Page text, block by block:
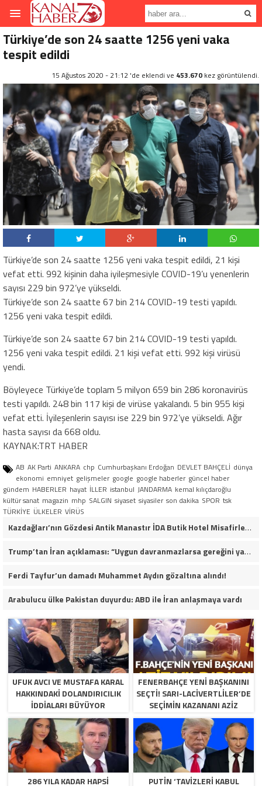
Türkiye’de son 24 saatte 1256 yeni vaka
tespit edildi
15 Ağustos 2020 - 21:12 'de eklendi ve 453.670 kez görüntülendi.
Türkiye’de son 24 saatte 1256 yeni vaka tespit edildi, 21 kişi
vefat etti. 992 kişinin daha iyileşmesiyle COVID-19’u yenenlerin
sayısı 229 bin 972’ye yükseldi.
Türkiye’de son 24 saatte 67 bin 214 COVID-19 testi yapıldı.
1256 yeni vaka tespit edildi.
Türkiye’de son 24 saatte 67 bin 214 COVID-19 testi yapıldı.
1256 yeni vaka tespit edildi. 21 kişi vefat etti. 992 kişi virüsü
yendi.
Böyleyece Türkiye’de toplam 5 milyon 659 bin 286 koronavirüs
testi yapıldı. 248 bin 117 kişi de virüse yakalandı. 5 bin 955 kişi
vefat etti. İyileşenlerin sayısı ise 229 bin 972’ye yükseldi. Ağır
hasta sayısı da 668 oldu.
KAYNAK:TRT HABER
AB AK Parti ANKARA chp Cumhurbaşkanı Erdoğan DEVLET BAHÇELİ dünya
ekonomi emniyet gelişmeler google google haberler güncel haber
gündem HABERLER hayat İLLER istanbul JANDARMA kemal kılıçdaroğlu
kültür sanat magazin mhp SALGIN siyaset siyasiler son dakika SPOR tsk
TÜRKİYE ÜLKELER VİRÜS
Kazdağları’nın Gözdesi Antik Manastır İDA Butik Hotel Misafirlerinden Tam Not Alıyor
Trump’tan İran açıklaması: “Uygun davranmazlarsa gereğini yaparım”
Ferdi Tayfur’un damadı Muhammet Aydın gözaltına alındı!
Arabulucu ülke Pakistan duyurdu: ABD ile İran anlaşmaya vardı
UFUK AVCI VE MUSTAFA KARAL
HAKKINDAKI DOLANDIRICILIK
İDDIALARI BÜYÜYOR
FENERBAHÇE YENI BAŞKANINI
SEÇTI! SARI-LACIVERTLILER’DE
SEÇIMIN KAZANANI AZIZ
YILDIRIM OLDU
286 YILA KADAR HAPSI PUTIN ‘TAVIZLERI KABUL